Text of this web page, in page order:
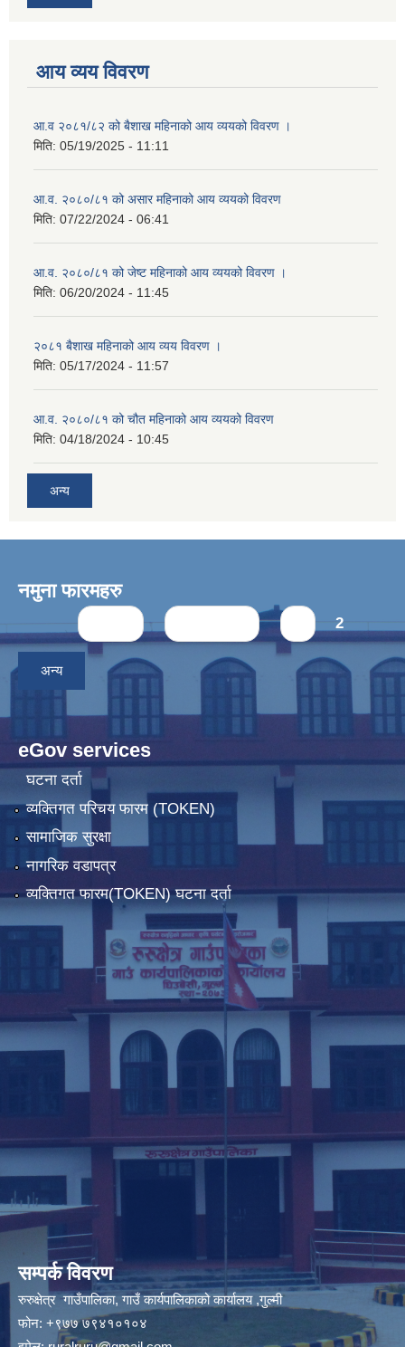
आय व्यय विवरण
आ.व २०८१/८२ को बैशाख महिनाको आय व्ययको विवरण ।
मिति: 05/19/2025 - 11:11
आ.व. २०८०/८१ को असार महिनाको आय व्ययको विवरण
मिति: 07/22/2024 - 06:41
आ.व. २०८०/८१ को जेष्ट महिनाको आय व्ययको विवरण ।
मिति: 06/20/2024 - 11:45
२०८१ बैशाख महिनाको आय व्यय विवरण ।
मिति: 05/17/2024 - 11:57
आ.व. २०८०/८१ को चौत महिनाको आय व्ययको विवरण
मिति: 04/18/2024 - 10:45
अन्य
नमुना फारमहरु
Pages 2
अन्य
eGov services
घटना दर्ता
व्यक्तिगत परिचय फारम (TOKEN)
सामाजिक सुरक्षा
नागरिक वडापत्र
व्यक्तिगत फारम(TOKEN) घटना दर्ता
सम्पर्क विवरण
रुरुक्षेत्र गाउँपालिका, गाउँ कार्यपालिकाको कार्यालय ,गुल्मी
फोन: +९७७ ७९४१०१०४